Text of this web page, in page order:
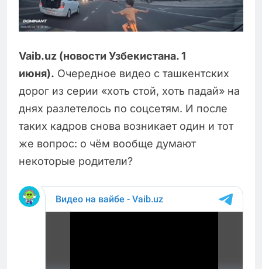
Vaib.uz (новости Узбекистана. 1
июня). Очередное видео с ташкентских
дорог из серии «хоть стой, хоть падай» на
днях разлетелось по соцсетям. И после
таких кадров снова возникает один и тот
же вопрос: о чём вообще думают
некоторые родители?